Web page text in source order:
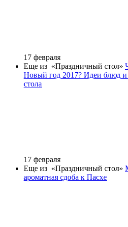
17 февраля
Еще из «Праздничный стол»
Новый год 2017? Идеи блюд и
стола
17 февраля
Еще из «Праздничный стол»
ароматная сдоба к Пасхе